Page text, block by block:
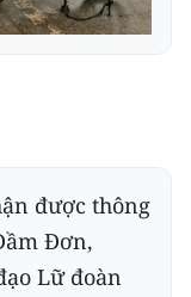
được thông
Đơn,
Lữ đoàn